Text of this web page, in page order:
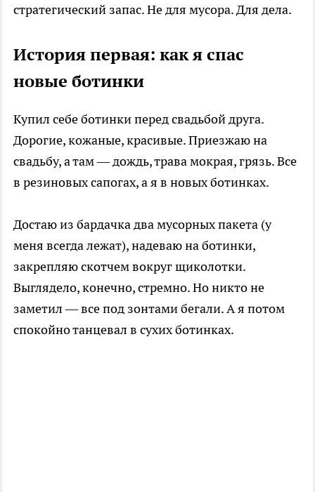
стратегический запас. Не для мусора. Для дела.
История первая: как я спас
новые ботинки
Купил себе ботинки перед свадьбой друга.
Дорогие, кожаные, красивые. Приезжаю на
свадьбу, а там — дождь, трава мокрая, грязь. Все
в резиновых сапогах, а я в новых ботинках.
Достаю из бардачка два мусорных пакета (у
меня всегда лежат), надеваю на ботинки,
закрепляю скотчем вокруг щиколотки.
Выглядело, конечно, стремно. Но никто не
заметил — все под зонтами бегали. А я потом
спокойно танцевал в сухих ботинках.